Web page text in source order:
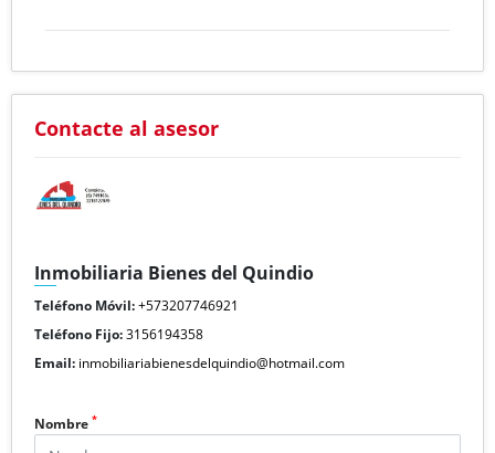
Contacte al asesor
Inmobiliaria Bienes del Quindio
Teléfono Móvil:+573207746921
Teléfono Fijo:3156194358
Email: inmobiliariabienesdelquindio@hotmail.com
Nombre *